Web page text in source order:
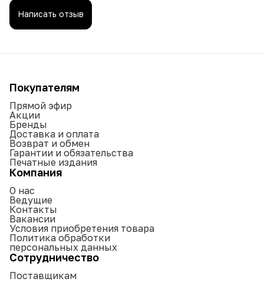
Продолжительность приема:
Не менее 1 месяца. При необходимости курс приема
Срок годности:
2 года
Не является лекарственным средством. Перед
применением рекомендуем проконсультироваться с
врачом.
Написать отзыв
Покупателям
Прямой эфир
Акции
Бренды
Доставка и оплата
Возврат и обмен
Гарантии и обязательства
Печатные издания
Компания
О нас
Ведущие
Контакты
Вакансии
Условия приобретения товара
Политика обработки
персональных данных
Сотрудничество
Поставщикам